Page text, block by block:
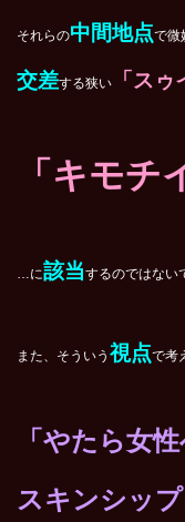
それらの中間地点で微
交差する狭い 「ス
「キモチ
…に該当するのではない
また、そういう 視点で考
「やたら女
スキンシッ